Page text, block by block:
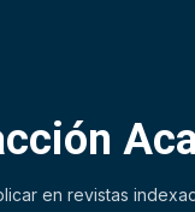
en revistas